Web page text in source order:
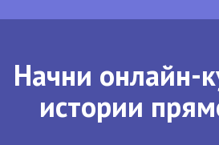
Начни онлайн-
истории